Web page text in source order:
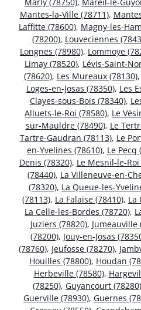
Mantes-la-Ville (78711),
Laffitte (78600), Magny-les-
(78200), Louveciennes
Longnes (78980), Lommoye
Limay (78520), Lévis-Saint-
(78620), Les Mureaux (78130),
Loges-en-Josas (78350), Les
Clayes-sous-Bois (78340),
Alluets-le-Roi (78580), Le
sur-Mauldre (78490), Le
Tartre-Gaudran (78113), Le
en-Yvelines (78610), Le Pecq
Denis (78320), Le Mesnil-le-Roi
(78440), La Villeneuve-en-
(78320), La Queue-les-
(78113), La Falaise (78410), La
La Celle-les-Bordes (78720),
Juziers (78820), Jumeauville
(78200), Jouy-en-Josas
(78760), Jeufosse (78270),
Houilles (78800), Houdan
Herbeville (78580),
(78250), Guyancourt (78280)
Guerville (78930), Guernes